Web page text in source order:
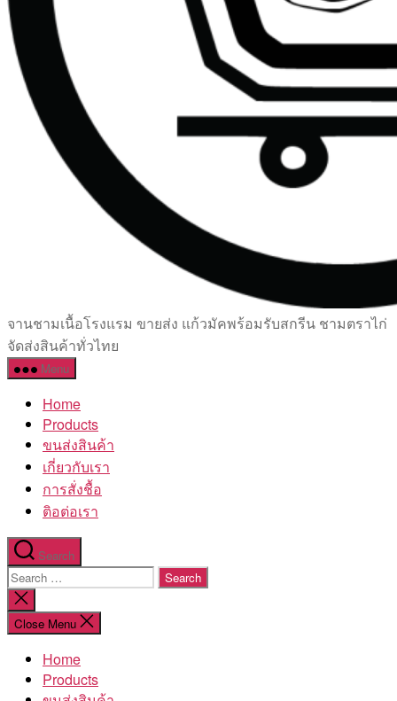
เซรามิค
ครบ
ครัน
โรงงาน
จานชามเนื้อโรงแรม ขายส่ง แก้วมัคพร้อมรับสกรีน ชามตราไก่
จัดส่งสินค้าทั่วไทย
Menu
Home
Products
ขนส่งสินค้า
เกี่ยวกับเรา
การสั่งชื้อ
ติอต่อเรา
Search
Search
for:
Close
search
Close Menu
Home
Products